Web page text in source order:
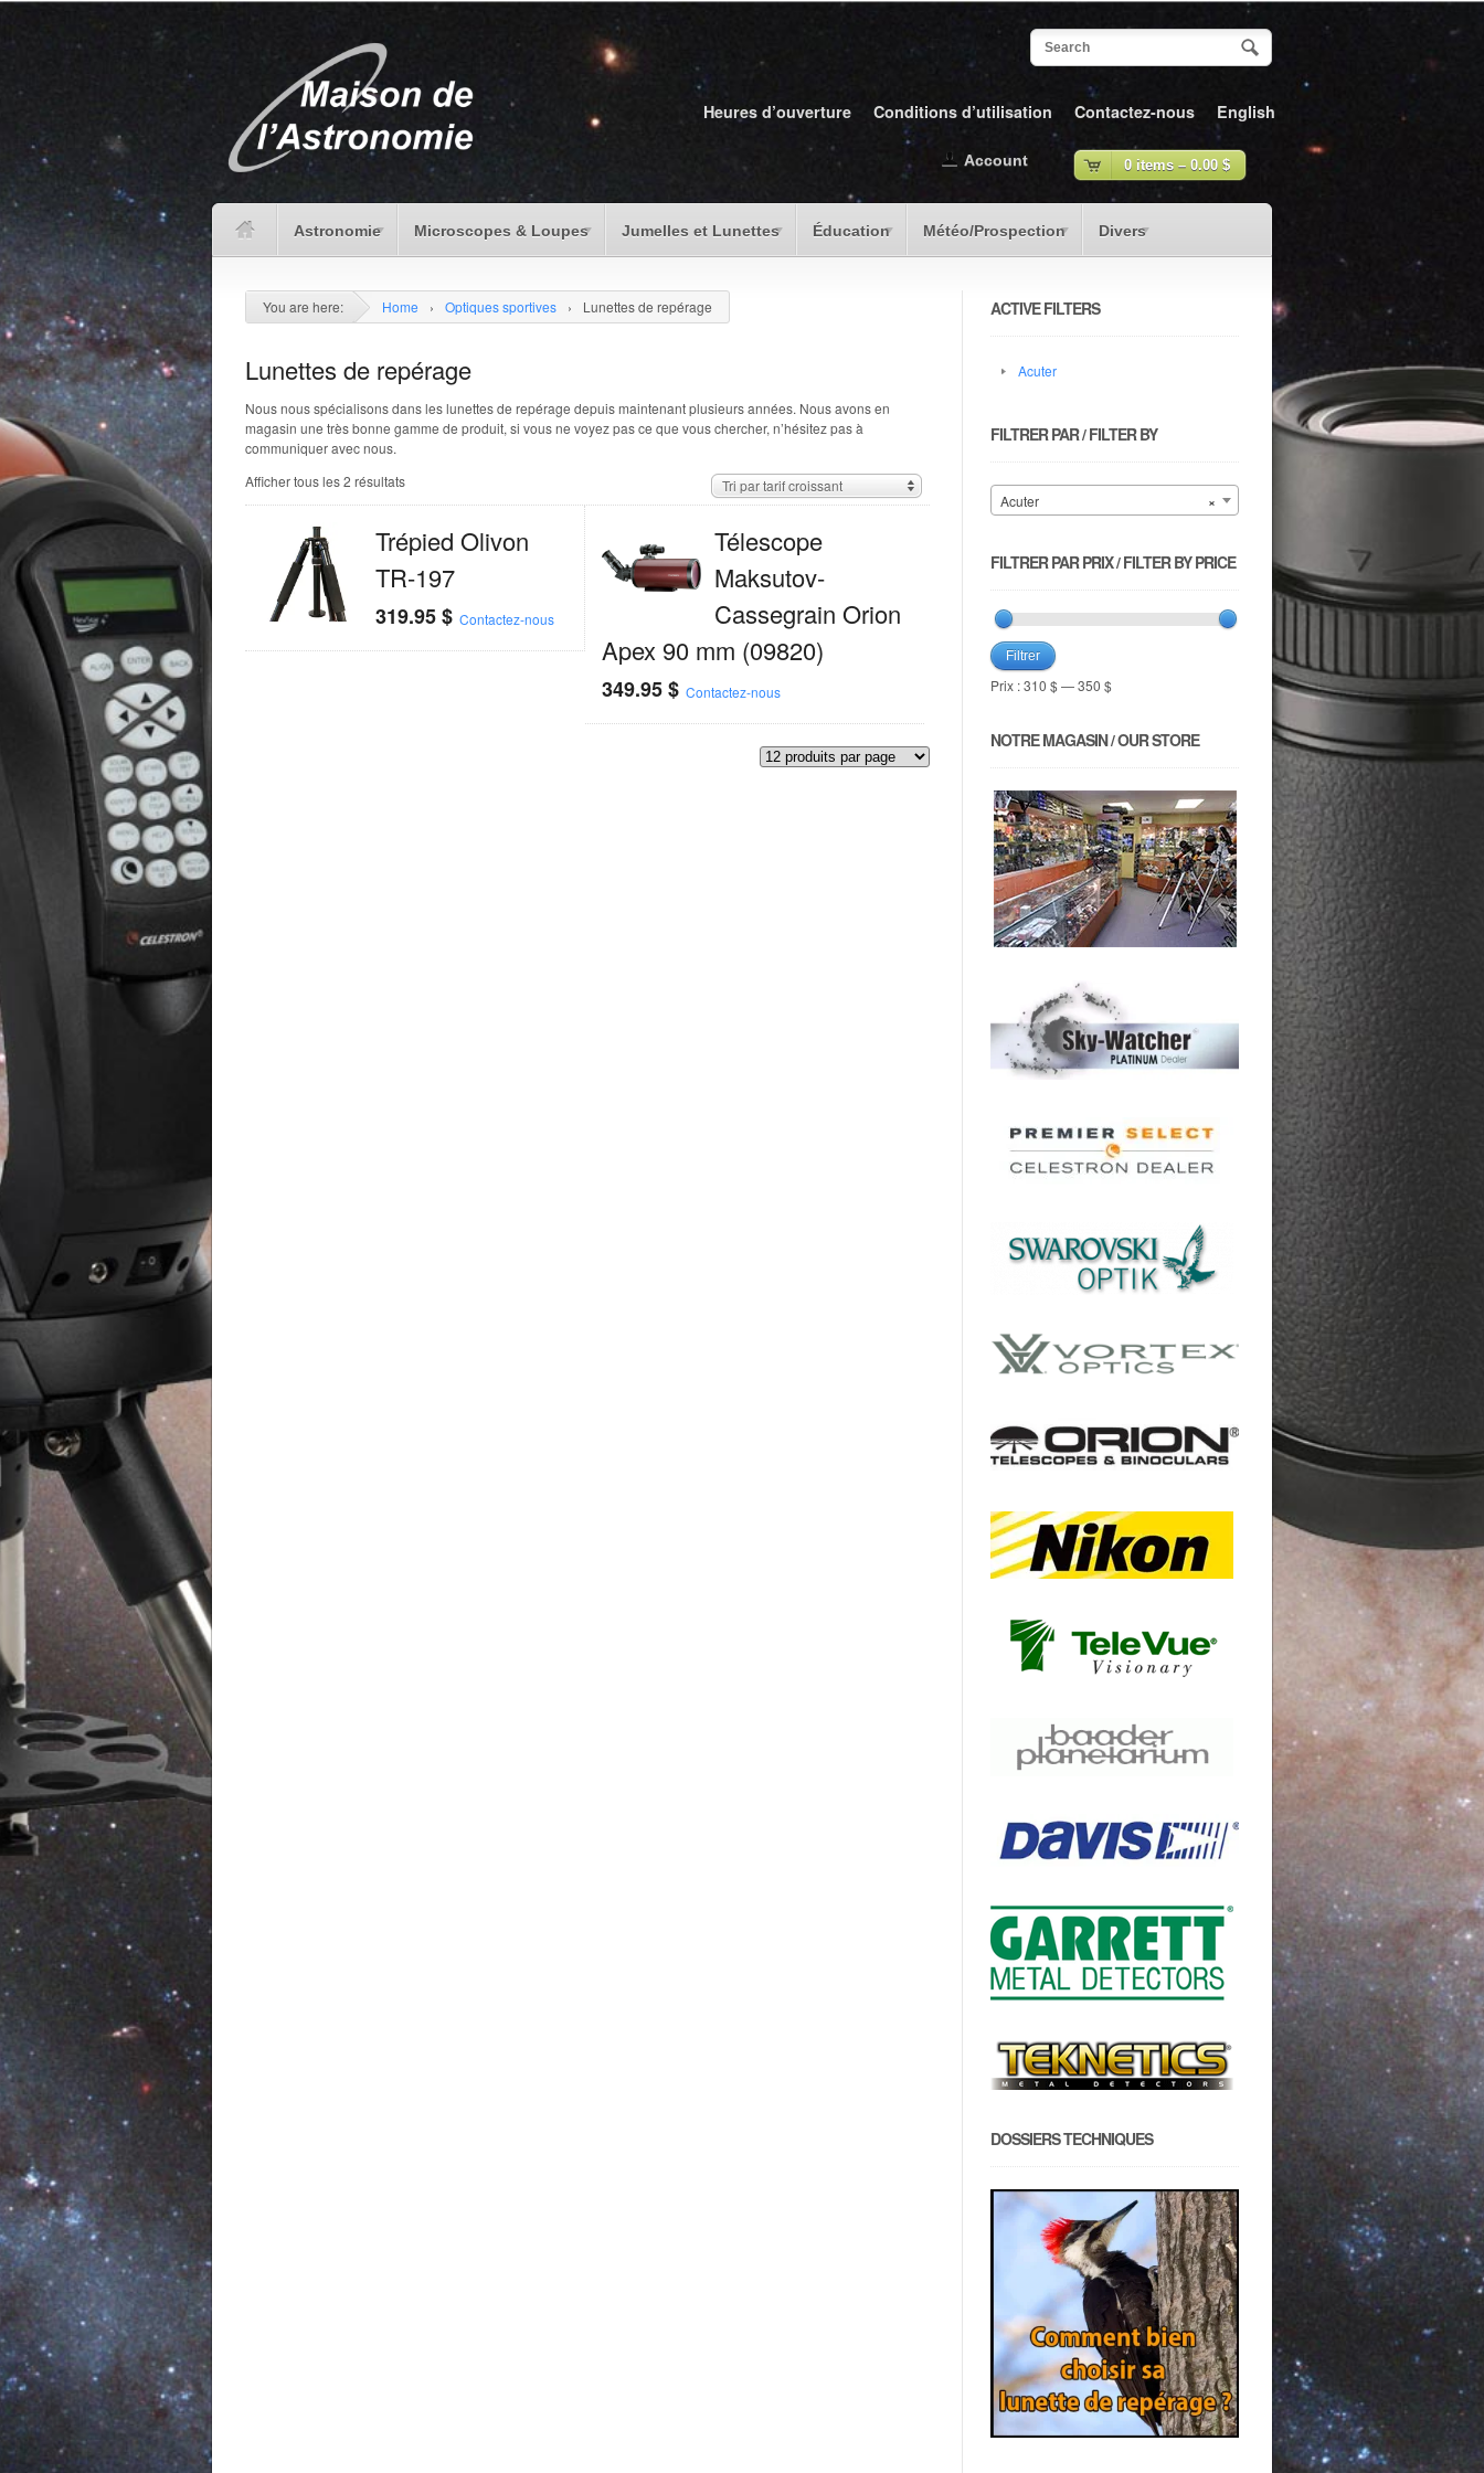
Heures d’ouverture Conditions d’utilisation Contactez-nous English
Astronomie Microscopes & Loupes Jumelles et Lunettes Éducation Météo/Prospection Divers
0 items – 0.00 $
Account
You are here: Home › Optiques sportives › Lunettes de repérage
Lunettes de repérage
Nous nous spécialisons dans les lunettes de repérage depuis maintenant plusieurs années. Nous avons en
magasin une très bonne gamme de produit, si vous ne voyez pas ce que vous chercher, n’hésitez pas à
communiquer avec nous.
Afficher tous les 2 résultats
Tri par tarif croissant
Trépied Olivon
TR-197
319.95$ Contactez-nous
Télescope
Maksutov-
Cassegrain Orion
Apex 90 mm (09820)
349.95$ Contactez-nous
ACTIVE FILTERS
Acuter
FILTRER PAR / FILTER BY
×
Acuter
FILTRER PAR PRIX / FILTER BY PRICE
Filtrer
Prix :310 $ —350 $
NOTRE MAGASIN / OUR STORE
DOSSIERS TECHNIQUES